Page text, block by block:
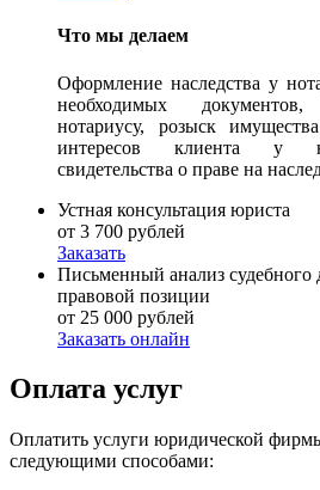
Что мы делаем
Оформление наследства у
необходимых
нотариусу, розыск
интересов клиента у
свидетельства о праве на
Устная консультация юриста
от 3 700 рублей
Заказать
Письменный анализ судебного
правовой позиции
от 25 000 рублей
Заказать онлайн
Оплата услуг
Оплатить услуги юридической
следующими способами: